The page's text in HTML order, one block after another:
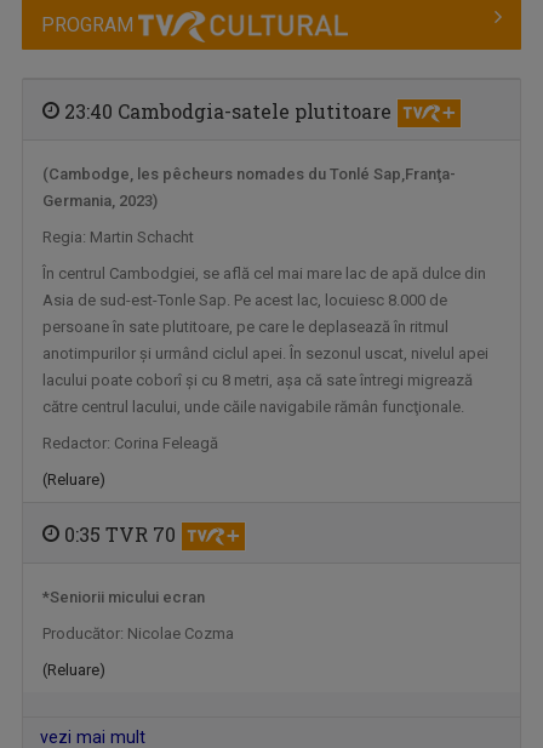
ACTUL 0
„Actul 0” este o emisiune de televiziune ...
TVR Cultural prezintă „Omul și timpul”, o ...
PROGRAM
23:40 Cambodgia-satele plutitoare
(Cambodge, les pêcheurs nomades du Tonlé Sap,Franţa-
Germania, 2023)
Regia: Martin Schacht
În centrul Cambodgiei, se află cel mai mare lac de apă dulce din
Asia de sud-est-Tonle Sap. Pe acest lac, locuiesc 8.000 de
persoane în sate plutitoare, pe care le deplasează în ritmul
anotimpurilor şi urmând ciclul apei. În sezonul uscat, nivelul apei
lacului poate coborî şi cu 8 metri, aşa că sate întregi migrează
către centrul lacului, unde căile navigabile rămân funcţionale.
Redactor: Corina Feleagă
(Reluare)
0:35 TVR 70
*Seniorii micului ecran
Producător: Nicolae Cozma
(Reluare)
vezi mai mult